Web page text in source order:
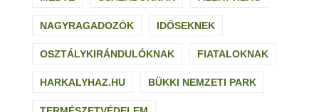
NAGYRAGADOZÓK IDŐSEKNEK
OSZTÁLYKIRÁNDULÓKNAK FIATALOKNAK
HARKALYHAZ.HU BÜKKI NEMZETI PARK